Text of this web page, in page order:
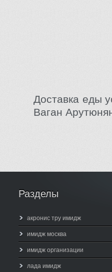
Доставка еды
Ваган
Разделы
акронис тру имидж
имидж москва
имидж организации
лада имидж